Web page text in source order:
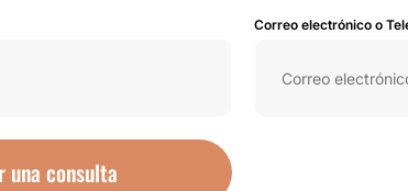
Correo electrónico o
una consulta